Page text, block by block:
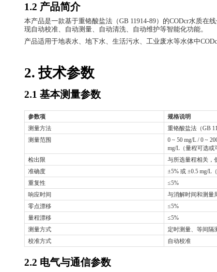
1.2 产品简介
本产品是一款基于重铬酸盐法（GB 11914-89）的CODcr水质在
现自动校准、自动测量、自动清洗、自动维护等智能化功能。
产品适用于地表水、地下水、生活污水、工业废水等水体中
2. 技术参数
2.1 基本测量参数
参数项
规格说明
测量方法
重铬酸盐法（GB
测量范围
0 ~ 50 mg/L / 0 ~
mg/L（量程可选或
检出限
与所选量程相关，
准确度
±5% 或 ±0.5 mg/L
重复性
≤5%
响应时间
与消解时间和测量
零点漂移
≤5%
量程漂移
≤5%
测量方式
定时测量、等间隔
校准方式
自动校准
2.2 电气与通信参数